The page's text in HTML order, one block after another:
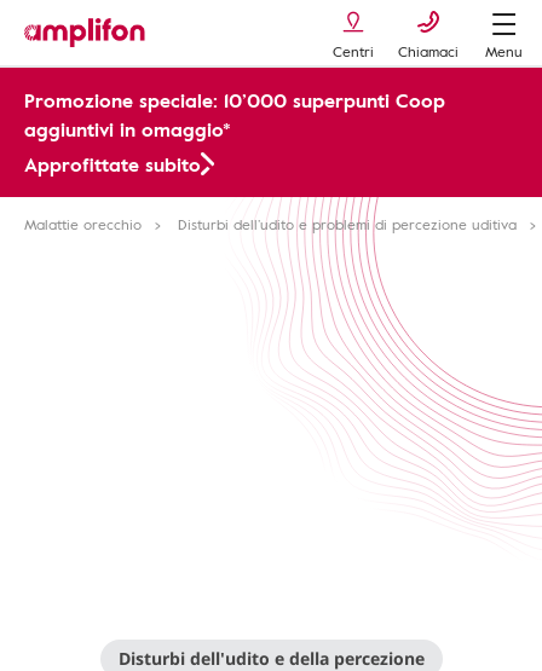
Centri Chiamaci Menu
Promozione speciale: 10’000 superpunti Coop
aggiuntivi in omaggio*
Approfittate subito
Malattie orecchio Disturbi dell’udito e problemi di percezione uditiva
Disturbi dell'udito e della percezione